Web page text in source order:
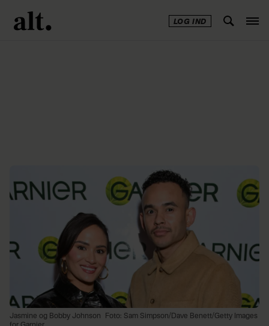
LOG IND
Jasmine og Bobby Johnson
Foto: Sam Simpson/Dave Benett/Getty Images